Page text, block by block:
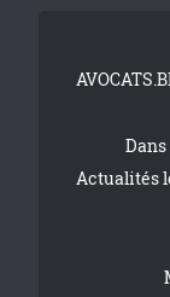
Tribune
Actualités